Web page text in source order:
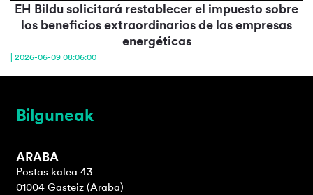
EH Bildu solicitará restablecer el impuesto sobre
los beneficios extraordinarios de las empresas
energéticas
| 2026-06-09 08:06:00
Bilguneak
ARABA
Postas kalea 43
01004 Gasteiz (Araba)